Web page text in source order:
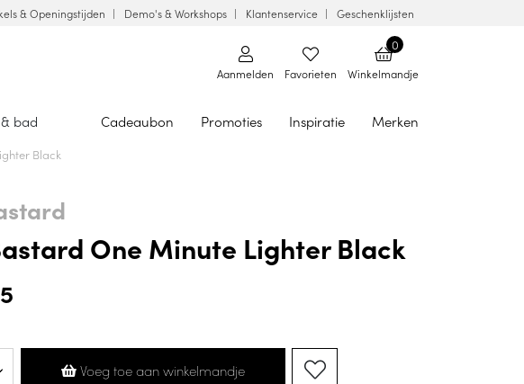
& Openingstijden Demo's & Workshops Klantenservice Geschenklijsten
Aanmelden Favorieten
0
Winkelmandje
bad Cadeaubon Promoties Inspiratie Merken
Black
One Minute Lighter Black
Voeg toe aan winkelmandje